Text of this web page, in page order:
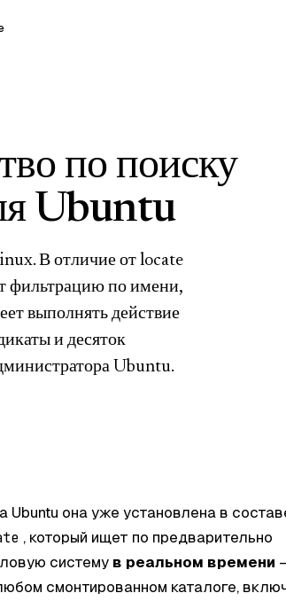
по поиску
Ubuntu
В отличие от locate
фильтрацию по имени,
выполнять действие
и десяток
Ubuntu.
Ubuntu она уже установлена в
, который ищет по предварительно
систему в реальном времени
смонтированном каталоге,